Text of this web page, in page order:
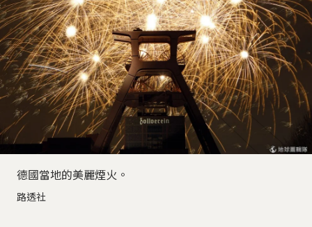
德國當地的美麗煙火。
路透社